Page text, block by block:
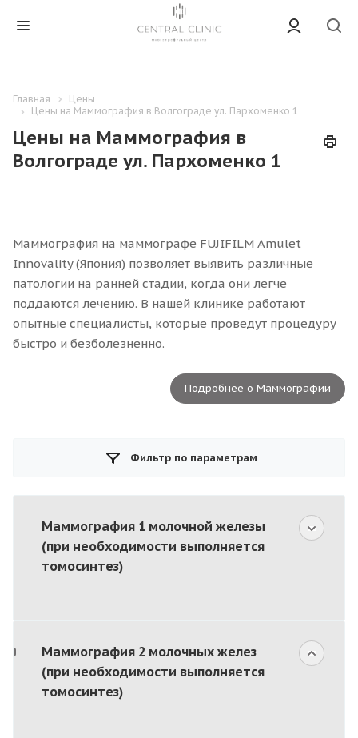
Главная
Цены
Цены на Маммография в Волгограде ул. Пархоменко 1
Цены на Маммография в
Волгограде ул. Пархоменко 1
Маммография на маммографе FUJIFILM Amulet
Innovality (Япония) позволяет выявить различные
патологии на ранней стадии, когда они легче
поддаются лечению. В нашей клинике работают
опытные специалисты, которые проведут процедуру
быстро и безболезненно.
Подробнее о Маммографии
Фильтр по параметрам
Маммография 1 молочной железы
(при необходимости выполняется
томосинтез)
Маммография 2 молочных желез
(при необходимости выполняется
томосинтез)